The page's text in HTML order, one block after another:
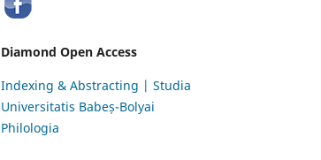
Diamond Open Access
Indexing & Abstracting | Studia
Universitatis Babeș-Bolyai
Philologia